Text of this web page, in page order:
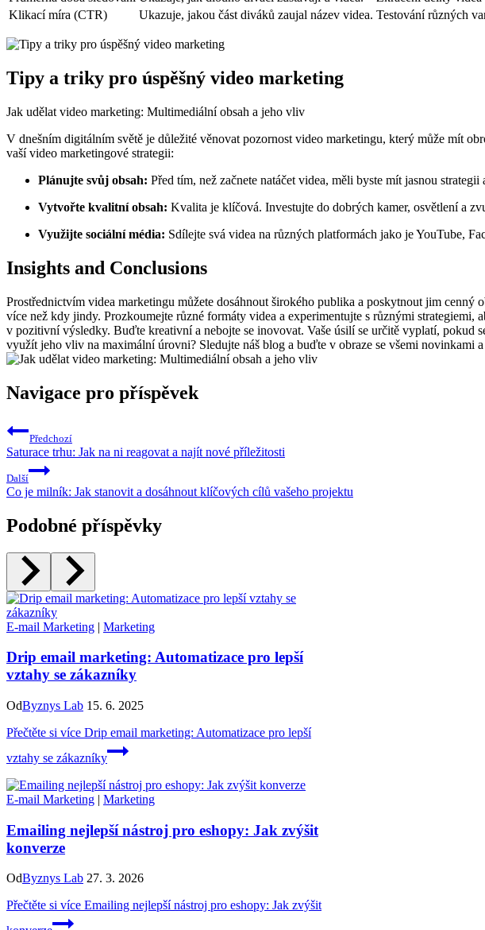
Klikací míra (CTR)
Ukazuje, jakou část diváků zaujal název videa. Testování různých
Tipy a triky pro úspěšný video marketing
Jak udělat video marketing: Multimediální obsah a jeho vliv
V dnešním digitálním světě je důležité věnovat pozornost video marketingu, který může mít
vaší video marketingové strategii:
Plánujte svůj obsah: Před tím, než začnete natáčet videa, měli byste mít jasnou
Vytvořte kvalitní obsah: Kvalita je klíčová. Investujte do dobrých kamer, osvětlení a
Využijte sociální média: Sdílejte svá videa na různých platformách jako je YouTube,
Insights and Conclusions
Prostřednictvím videa marketingu můžete dosáhnout širokého publika a poskytnout jim
více než kdy jindy. Prozkoumejte různé formáty videa a experimentujte s různými
v pozitivní výsledky. Buďte kreativní a nebojte se inovovat. Vaše úsilí se určitě vyplatí, pokud
využít jeho vliv na maximální úrovni? Sledujte náš blog a buďte v obraze se všemi novinkami
Navigace pro příspěvek
Předchozí
Saturace trhu: Jak na ni reagovat a najít nové příležitosti
Další
Co je milník: Jak stanovit a dosáhnout klíčových cílů vašeho projektu
Podobné příspěvky
E-mail Marketing | Marketing
Drip email marketing: Automatizace pro lepší
vztahy se zákazníky
OdByznys Lab 15. 6. 2025
Přečtěte si více Drip email marketing: Automatizace pro lepší
vztahy se zákazníky
E-mail Marketing | Marketing
Emailing nejlepší nástroj pro eshopy: Jak zvýšit
konverze
OdByznys Lab 27. 3. 2026
Přečtěte si více Emailing nejlepší nástroj pro eshopy: Jak zvýšit